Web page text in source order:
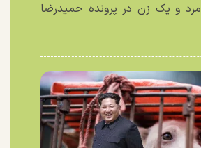
با دستگیری ۵ مرد و یک زن در پرونده حمیدرضا